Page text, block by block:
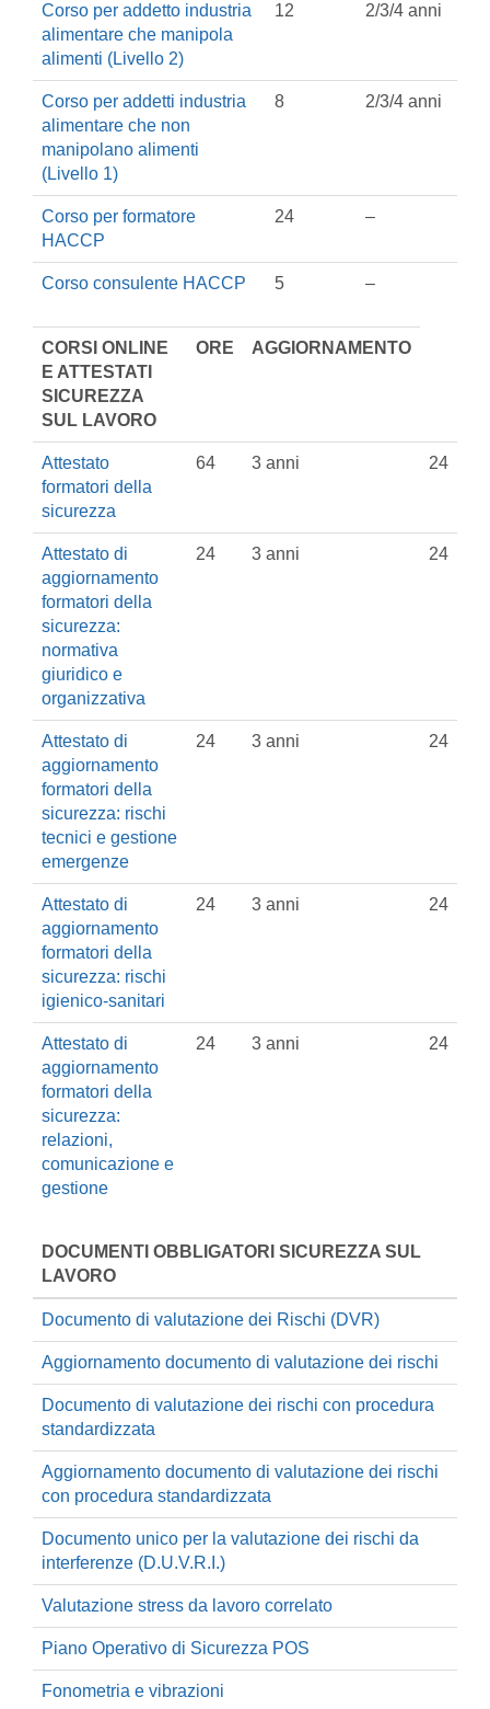
Corso per addetto industria
alimentare che manipola
alimenti (Livello 2)
12 2/3/4 anni
Corso per addetti industria
alimentare che non
manipolano alimenti
(Livello 1)
8 2/3/4 anni
Corso per formatore
HACCP
24 –
Corso consulente HACCP 5 –
CORSI ONLINE
E ATTESTATI
SICUREZZA
SUL LAVORO
ORE AGGIORNAMENTO
Attestato
formatori della
sicurezza
64 3 anni 24
Attestato di
aggiornamento
formatori della
sicurezza:
normativa
giuridico e
organizzativa
24 3 anni 24
Attestato di
aggiornamento
formatori della
sicurezza: rischi
tecnici e gestione
emergenze
24 3 anni 24
Attestato di
aggiornamento
formatori della
sicurezza: rischi
igienico-sanitari
24 3 anni 24
Attestato di
aggiornamento
formatori della
sicurezza:
relazioni,
comunicazione e
gestione
24 3 anni 24
DOCUMENTI OBBLIGATORI SICUREZZA SUL
LAVORO
Documento di valutazione dei Rischi (DVR)
Aggiornamento documento di valutazione dei rischi
Documento di valutazione dei rischi con procedura
standardizzata
Aggiornamento documento di valutazione dei rischi
con procedura standardizzata
Documento unico per la valutazione dei rischi da
interferenze (D.U.V.R.I.)
Valutazione stress da lavoro correlato
Piano Operativo di Sicurezza POS
Fonometria e vibrazioni